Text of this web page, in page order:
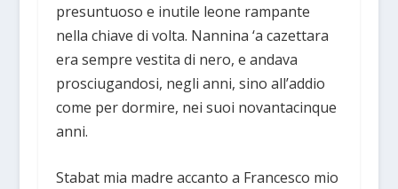
presuntuoso e inutile leone rampante
nella chiave di volta. Nannina ‘a cazettara
era sempre vestita di nero, e andava
prosciugandosi, negli anni, sino all’addio
come per dormire, nei suoi novantacinque
anni.
Stabat mia madre accanto a Francesco mio